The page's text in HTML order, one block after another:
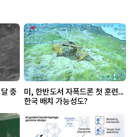
충
미, 한반도서 자폭드론 첫 훈련...
한국 배치 가능성도?